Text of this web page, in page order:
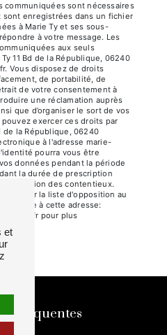
sont nécessaires
enregistrées dans un fichier
à Marie Ty et ses sous-
à votre message. Les
aux seuls
11 Bd de la République, 06240
Vous disposez de droits
de portabilité, de
de votre consentement à
une réclamation auprès
que d’organiser le sort de vos
exercer ces droits par
de la République, 06240
à l'adresse marie-
pourra vous être
données pendant la période
la durée de prescription
de gestion des contentieux.
sur la liste d'opposition au
à cette adresse:
site cnil.fr pour plus
fréquentes
et